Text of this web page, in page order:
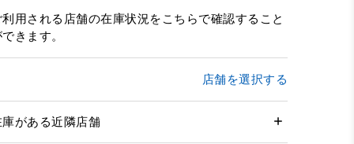
利用される店舗の在庫状況をこちらで確認すること
きます。
店舗を選択する
庫がある近隣店舗